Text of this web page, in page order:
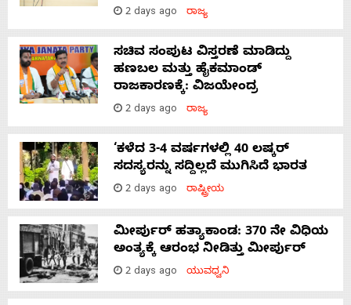
2 days ago ರಾಜ್ಯ
ಸಚಿವ ಸಂಪುಟ ವಿಸ್ತರಣೆ ಮಾಡಿದ್ದು
ಹಣಬಲ ಮತ್ತು ಹೈಕಮಾಂಡ್
ರಾಜಕಾರಣಕ್ಕೆ: ವಿಜಯೇಂದ್ರ
2 days ago ರಾಜ್ಯ
‘ಕಳೆದ 3-4 ವರ್ಷಗಳಲ್ಲಿ 40 ಲಷ್ಕರ್
ಸದಸ್ಯರನ್ನು ಸದ್ದಿಲ್ಲದೆ ಮುಗಿಸಿದೆ ಭಾರತ
2 days ago ರಾಷ್ಟ್ರೀಯ
ಮೀರ್ಪುರ್ ಹತ್ಯಾಕಾಂಡ: 370 ನೇ ವಿಧಿಯ
ಅಂತ್ಯಕ್ಕೆ ಆರಂಭ ನೀಡಿತ್ತು ಮೀರ್ಪುರ್
2 days ago ಯುವಧ್ವನಿ